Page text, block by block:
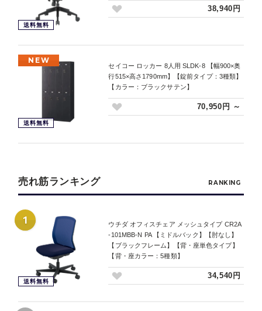
送料無料
38,940円
NEW
送料無料
セイコー ロッカー 8人用 SLDK-8 【幅900×奥
行515×高さ1790mm】【錠前タイプ：3種類】
【カラー：ブラックサテン】
70,950円 ～
売れ筋ランキング RANKING
1
送料無料
ウチダ オフィスチェア メッシュタイプ CR2A
-101MBB-N PA 【ミドルバック】【肘なし】
【ブラックフレーム】【背・座単色タイプ】
【背・座カラー：5種類】
34,540円